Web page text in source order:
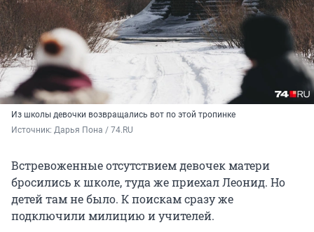
Из школы девочки возвращались вот по этой тропинке
Источник: Дарья Пона / 74.RU
Встревоженные отсутствием девочек матери
бросились к школе, туда же приехал Леонид. Но
детей там не было. К поискам сразу же
подключили милицию и учителей.